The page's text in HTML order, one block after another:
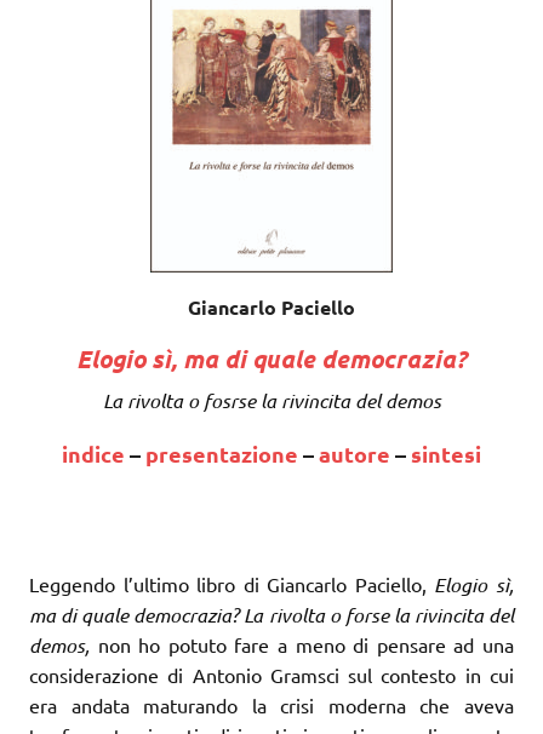
Giancarlo Paciello
Elogio sì, ma di quale democrazia?
La rivolta o fosrse la rivincita del demos
indice – presentazione –autore – sintesi
Leggendo l’ultimo libro di Giancarlo Paciello, Elogio sì,
ma di quale democrazia? La rivolta o forse la rivincita del
demos, non ho potuto fare a meno di pensare ad una
considerazione di Antonio Gramsci sul contesto in cui
era andata maturando la crisi moderna che aveva